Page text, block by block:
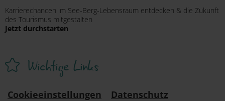
Karrierechancen im See-Berg-Lebensraum entdecken & die Zukunft
des Tourismus mitgestalten
Jetzt durchstarten
Wichtige Links
Cookieeinstellungen
Datenschutz